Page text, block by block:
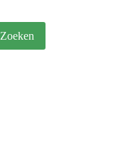
Zoeken